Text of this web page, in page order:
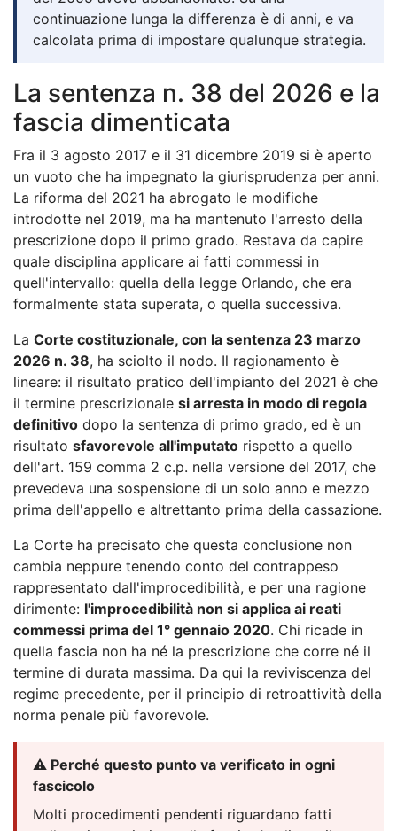
continuazione lunga la differenza è di anni, e va
calcolata prima di impostare qualunque strategia.
La sentenza n. 38 del 2026 e la
fascia dimenticata
Fra il 3 agosto 2017 e il 31 dicembre 2019 si è aperto
un vuoto che ha impegnato la giurisprudenza per anni.
La riforma del 2021 ha abrogato le modifiche
introdotte nel 2019, ma ha mantenuto l'arresto della
prescrizione dopo il primo grado. Restava da capire
quale disciplina applicare ai fatti commessi in
quell'intervallo: quella della legge Orlando, che era
formalmente stata superata, o quella successiva.
La Corte costituzionale, con la sentenza 23 marzo
2026 n. 38, ha sciolto il nodo. Il ragionamento è
lineare: il risultato pratico dell'impianto del 2021 è che
il termine prescrizionale si arresta in modo di regola
definitivo dopo la sentenza di primo grado, ed è un
risultato sfavorevole all'imputato rispetto a quello
dell'art. 159 comma 2 c.p. nella versione del 2017, che
prevedeva una sospensione di un solo anno e mezzo
prima dell'appello e altrettanto prima della cassazione.
La Corte ha precisato che questa conclusione non
cambia neppure tenendo conto del contrappeso
rappresentato dall'improcedibilità, e per una ragione
dirimente: l'improcedibilità non si applica ai reati
commessi prima del 1° gennaio 2020. Chi ricade in
quella fascia non ha né la prescrizione che corre né il
termine di durata massima. Da qui la reviviscenza del
regime precedente, per il principio di retroattività della
norma penale più favorevole.
⚠️ Perché questo punto va verificato in ogni
fascicolo
Molti procedimenti pendenti riguardano fatti